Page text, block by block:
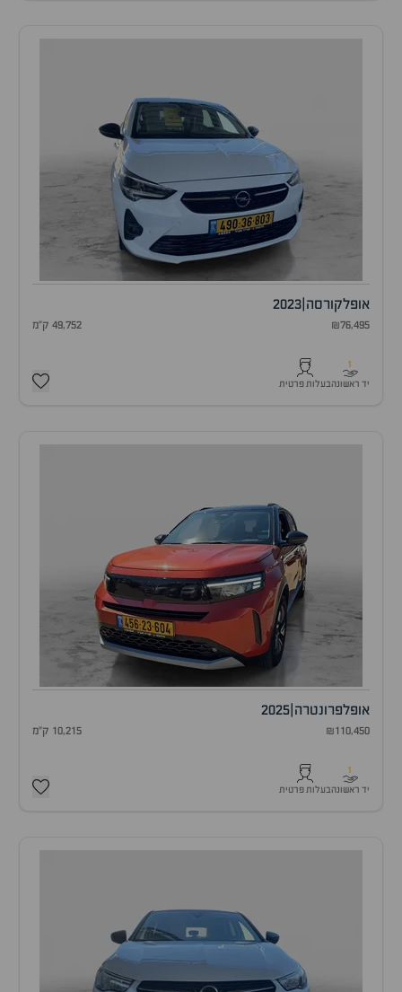
אופלקורסה 2023
₪76,495 49,752 ק"מ
1
יד ראשונהבעלות פרטית
אופלפרונטרה 2025
₪110,450 10,215 ק"מ
1
יד ראשונהבעלות פרטית